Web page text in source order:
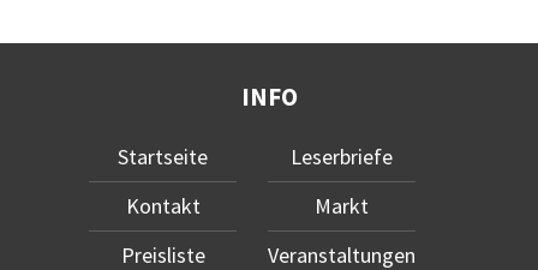
INFO
Startseite
Kontakt
Preisliste
Leserbriefe
Markt
Veranstaltungen